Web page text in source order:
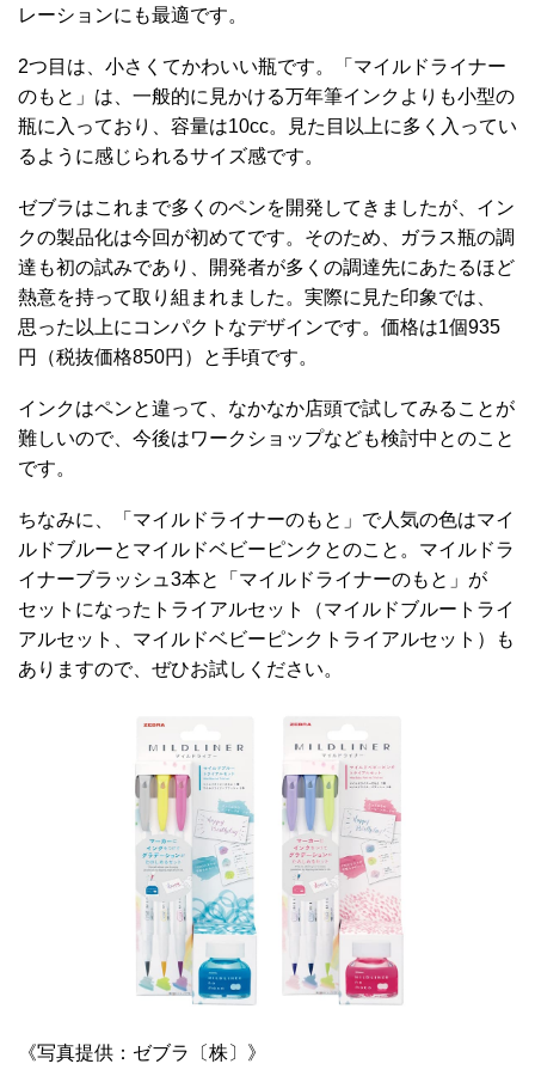
レーションにも最適です。
2つ目は、小さくてかわいい瓶です。「マイルドライナー
のもと」は、一般的に見かける万年筆インクよりも小型の
瓶に入っており、容量は10cc。見た目以上に多く入ってい
るように感じられるサイズ感です。
ゼブラはこれまで多くのペンを開発してきましたが、イン
クの製品化は今回が初めてです。そのため、ガラス瓶の調
達も初の試みであり、開発者が多くの調達先にあたるほど
熱意を持って取り組まれました。実際に見た印象では、
思った以上にコンパクトなデザインです。価格は1個935
円（税抜価格850円）と手頃です。
インクはペンと違って、なかなか店頭で試してみることが
難しいので、今後はワークショップなども検討中とのこと
です。
ちなみに、「マイルドライナーのもと」で人気の色はマイ
ルドブルーとマイルドベビーピンクとのこと。マイルドラ
イナーブラッシュ3本と「マイルドライナーのもと」が
セットになったトライアルセット（マイルドブルートライ
アルセット、マイルドベビーピンクトライアルセット）も
ありますので、ぜひお試しください。
《写真提供：ゼブラ〔株〕》